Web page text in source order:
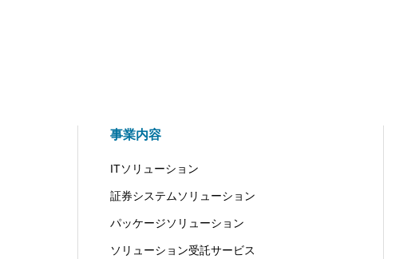
事業内容
ITソリューション
証券システムソリューション
パッケージソリューション
ソリューション受託サービス